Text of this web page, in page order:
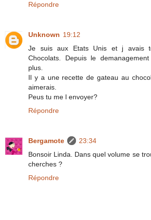
Répondre
Unknown 19:12
Je suis aux Etats Unis et j avais
Chocolats. Depuis le
plus.
Il y a une recette de gateau au
aimerais.
Peus tu me l envoyer?
Répondre
Bergamote
23:34
Bonsoir Linda. Dans quel volume se
cherches ?
Répondre